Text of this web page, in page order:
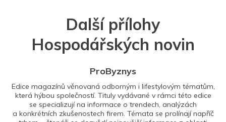
Další přílohy
Hospodářských novin
ProByznys
Edice magazínů věnovaná odborným i lifestylovým tématům,
která hýbou společností. Tituly vydávané v rámci této edice
se specializují na informace o trendech, analýzách
a konkrétních zkušenostech firem. Témata se prolínají napříč